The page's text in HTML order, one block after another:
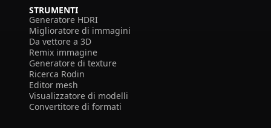
STRUMENTI
Generatore HDRI
Miglioratore di immagini
Da vettore a 3D
Remix immagine
Generatore di texture
Ricerca Rodin
Editor mesh
Visualizzatore di modelli
Convertitore di formati